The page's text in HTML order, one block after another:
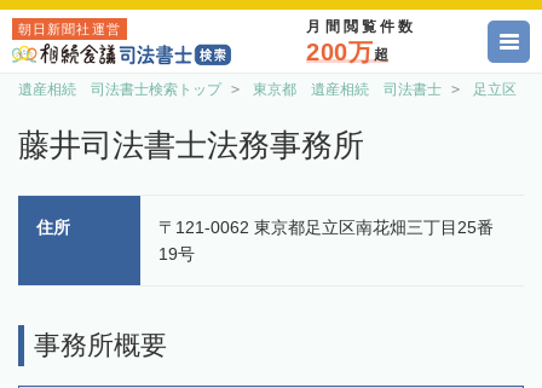
朝日新聞社運営 月間閲覧件数
200万超
遺産相続 司法書士検索トップ 東京都 遺産相続 司法書士 足立区
藤井司法書士法務事務所
住所
〒121-0062 東京都足立区南花畑三丁目25番
19号
事務所概要